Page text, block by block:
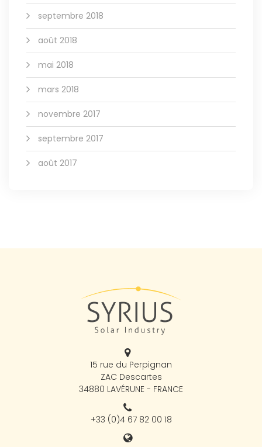
septembre 2018
août 2018
mai 2018
mars 2018
novembre 2017
septembre 2017
août 2017
15 rue du Perpignan
ZAC Descartes
34880 LAVÉRUNE - FRANCE
+33 (0)4 67 82 00 18